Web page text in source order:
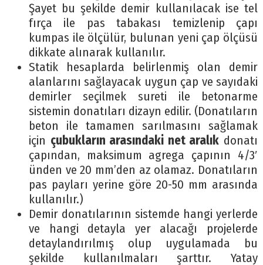
Şayet bu şekilde demir kullanılacak ise tel
fırça ile pas tabakası temizlenip çapı
kumpas ile ölçülür, bulunan yeni çap ölçüsü
dikkate alınarak kullanılır.
Statik hesaplarda belirlenmiş olan demir
alanlarını sağlayacak uygun çap ve sayıdaki
demirler seçilmek sureti ile betonarme
sistemin donatıları dizayn edilir. (Donatıların
beton ile tamamen sarılmasını sağlamak
için çubukların arasındaki net aralık donatı
çapından, maksimum agrega çapının 4/3′
ünden ve 20 mm’den az olamaz. Donatıların
pas payları yerine göre 20-50 mm arasında
kullanılır.)
Demir donatılarının sistemde hangi yerlerde
ve hangi detayla yer alacağı projelerde
detaylandırılmış olup uygulamada bu
şekilde kullanılmaları şarttır. Yatay